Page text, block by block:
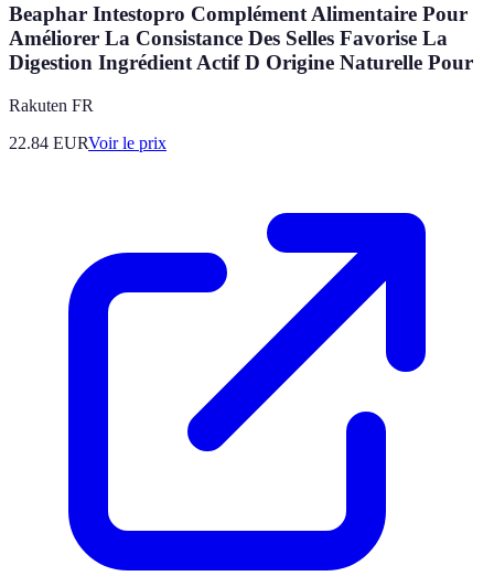
Beaphar Intestopro Complément Alimentaire Pour
Améliorer La Consistance Des Selles Favorise La
Digestion Ingrédient Actif D Origine Naturelle Pour
Rakuten FR
22.84 EURVoir le prix